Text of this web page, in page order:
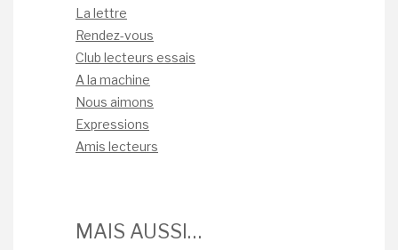
La lettre
Rendez-vous
Club lecteurs essais
A la machine
Nous aimons
Expressions
Amis lecteurs
MAIS AUSSI…